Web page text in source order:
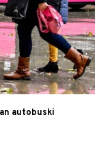
autobuski